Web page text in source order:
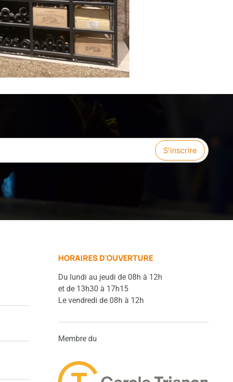
HORAIRES D'OUVERTURE
Du lundi au jeudi de 08h à 12h
et de 13h30 à 17h15
Le vendredi de 08h à 12h
Membre du